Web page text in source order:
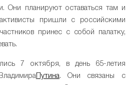
Они планируют оставаться там и
пришли с российскими
принес с собой палатку,
7 октября, в день 65-летия
Путина. Они связаны с